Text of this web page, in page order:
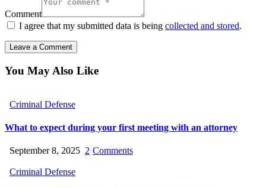
Comment
I agree that my submitted data is being collected and stored.
You May Also Like
Criminal Defense
What to expect during your first meeting with an attorney
September 8, 2025 2 Comments
Criminal Defense